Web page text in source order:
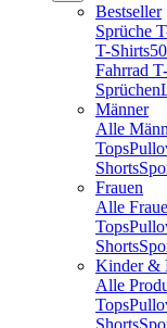
Bestseller
Sprüche
T-Shirts
Fahrrad
Sprüchen
Männer
Alle
Tops
Shorts
Frauen
Alle
Tops
Shorts
Kinder &
Alle
Tops
Shorts